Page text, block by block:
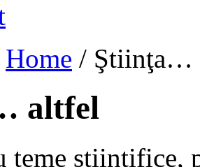
Home / Ştiinţa…
altfel
teme ştiinţifice,